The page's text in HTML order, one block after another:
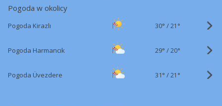
Pogoda w okolicy
Pogoda Kirazlı 30° /21°
Pogoda Harmancık 29° /20°
Pogoda Üvezdere 31° /21°